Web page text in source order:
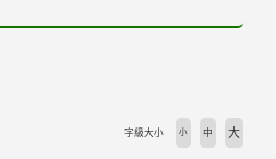
字級大小 小 中 大